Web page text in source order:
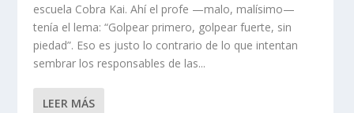
escuela Cobra Kai. Ahí el profe —malo, malísimo—
tenía el lema: “Golpear primero, golpear fuerte, sin
piedad”. Eso es justo lo contrario de lo que intentan
sembrar los responsables de las...
LEER MÁS